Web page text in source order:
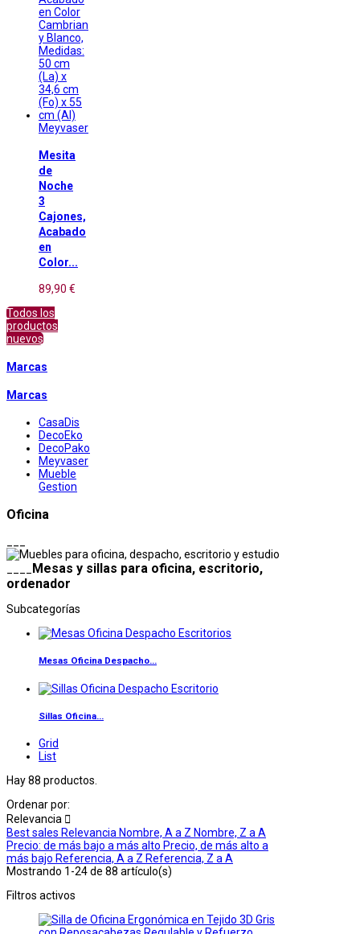
Meyvaser
Mesita
de
Noche
3
Cajones,
Acabado
en
Color...
89,90 €
Todos los
productos
nuevos
Marcas
Marcas
CasaDis
DecoEko
DecoPako
Meyvaser
Mueble
Gestion
Oficina
Mesas y sillas para oficina, escritorio,
ordenador
Subcategorías
Mesas Oficina Despacho...
Sillas Oficina...
Grid
List
Hay 88 productos.
Ordenar por:
Relevancia 
Best sales Relevancia Nombre, A a Z Nombre, Z a A
Precio: de más bajo a más alto Precio, de más alto a
más bajo Referencia, A a Z Referencia, Z a A
Mostrando 1-24 de 88 artículo(s)
Filtros activos